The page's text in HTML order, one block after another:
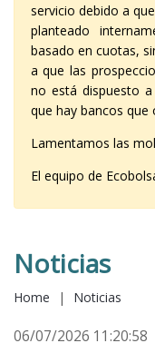
servicio debido a
planteado
basado en cuotas,
a que las
no está dispuesto
que hay bancos
Lamentamos las
El equipo de
Noticias
Home | Noticias
06/07/2026 11:20:58